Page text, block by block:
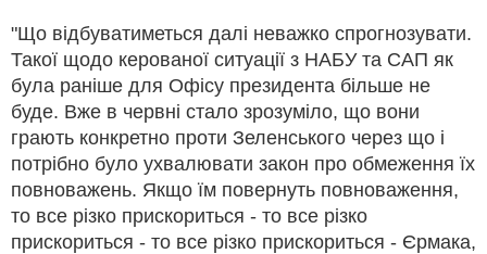
"Що відбуватиметься далі неважко спрогнозувати.
Такої щодо керованої ситуації з НАБУ та САП як
була раніше для Офісу президента більше не
буде. Вже в червні стало зрозуміло, що вони
грають конкретно проти Зеленського через що і
потрібно було ухвалювати закон про обмеження їх
повноважень. Якщо їм повернуть повноваження,
то все різко прискориться - то все різко
прискориться - то все різко прискориться - Єрмака,